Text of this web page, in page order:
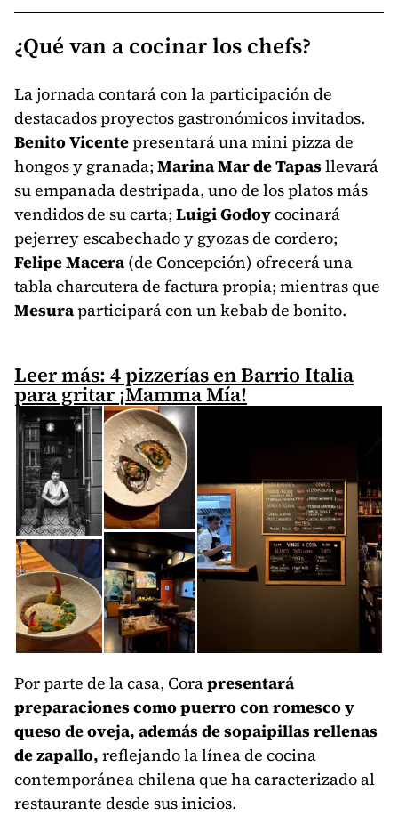
¿Qué van a cocinar los chefs?
La jornada contará con la participación de
destacados proyectos gastronómicos invitados.
Benito Vicentepresentará una mini pizza de
hongos y granada; Marina Mar de Tapasllevará
su empanada destripada, uno de los platos más
vendidos de su carta; Luigi Godoycocinará
pejerrey escabechado y gyozas de cordero;
Felipe Macera (de Concepción) ofrecerá una
tabla charcutera de factura propia; mientras que
Mesuraparticipará con un kebab de bonito.
Leer más: 4 pizzerías en Barrio Italia
para gritar ¡Mamma Mía!
Por parte de la casa, Corapresentará
preparaciones como puerro con romesco y
queso de oveja, además de sopaipillas rellenas
de zapallo, reflejando la línea de cocina
contemporánea chilena que ha caracterizado al
restaurante desde sus inicios.